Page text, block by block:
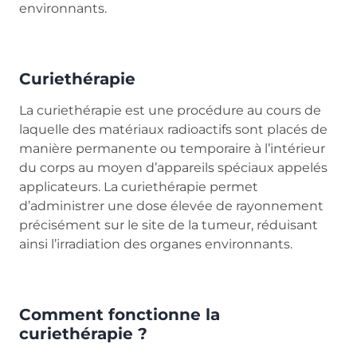
environnants.
Curiethérapie
La curiethérapie est une procédure au cours de
laquelle des matériaux radioactifs sont placés de
manière permanente ou temporaire à l’intérieur
du corps au moyen d’appareils spéciaux appelés
applicateurs. La curiethérapie permet
d’administrer une dose élevée de rayonnement
précisément sur le site de la tumeur, réduisant
ainsi l’irradiation des organes environnants.
Comment fonctionne la
curiethérapie ?